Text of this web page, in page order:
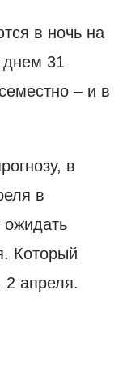
в ночь на
днем 31
– и в
в
в
ожидать
Который
2 апреля.